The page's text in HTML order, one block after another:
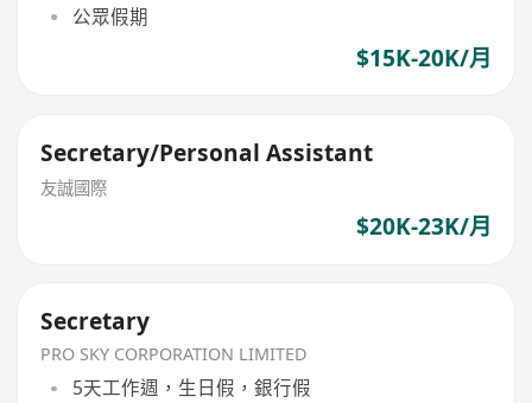
公眾假期
$15K-20K/月
Secretary/Personal Assistant
友誠國際
$20K-23K/月
Secretary
PRO SKY CORPORATION LIMITED
5天工作週，生日假，銀行假